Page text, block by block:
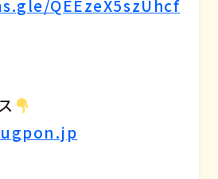
QEEzeX5szUhcf